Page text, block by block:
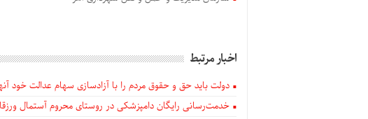
اخبار مرتبط
دولت باید حق و حقوق مردم را با آزادسازی سهام عدالت خود
خدمت‌رسانی رایگان دامپزشکی در روستای محروم آستمال